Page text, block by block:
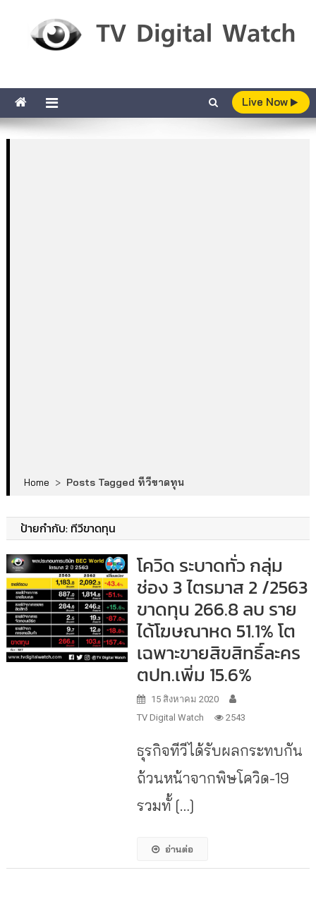
Live Now
Home > Posts Tagged ทีวีขาดทุน
ป้ายกำกับ: ทีวีขาดทุน
โควิด ระบาดทั่ว กลุ่ม
ช่อง 3 ไตรมาส 2 /2563
ขาดทุน 266.8 ลบ ราย
ได้โฆษณาหด 51.1% โต
เฉพาะขายสิขสิทธิ์ละคร
ตปท.เพิ่ม 15.6%
15 สิงหาคม 2020
TV Digital Watch
2543
ธุรกิจทีวีได้รับผลกระทบกัน
ถ้วนหน้าจากพิษโควิด-19
รวมทั้ […]
อ่านต่อ